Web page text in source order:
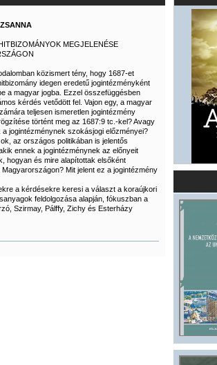
MEGJELENÉSE
közismert tény, hogy 1687-et
idegen eredetű jogintézményként
a magyar jogba. Ezzel összefüggésben
kérdés vetődött fel. Vajon egy, a magyar
teljesen ismeretlen jogintézmény
történt meg az 1687:9 tc.-kel? Avagy
a jogintézménynek szokásjogi előzményei?
az országos politikában is jelentős
ennek a jogintézménynek az előnyeit
hogyan és mire alapítottak elsőként
Magyarországon? Mit jelent ez a jogintézmény
a kérdésekre keresi a választ a koraújkori
feldolgozása alapján, fókuszban a
Szirmay, Pálffy, Zichy és Esterházy